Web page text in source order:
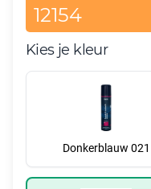
12154
Kies je kleur
Donkerblauw 021